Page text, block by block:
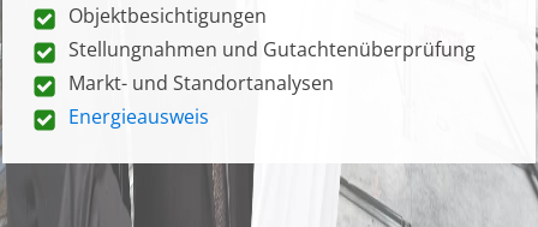
Objektbesichtigungen
Stellungnahmen und Gutachtenüberprüfung
Markt- und Standortanalysen
Energieausweis